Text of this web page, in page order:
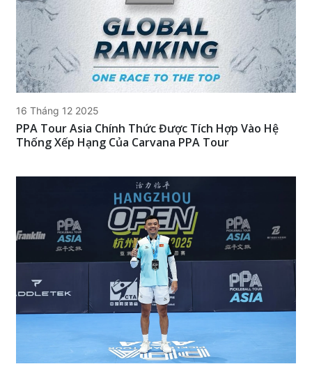
16 Tháng 12 2025
PPA Tour Asia Chính Thức Được Tích Hợp Vào Hệ
Thống Xếp Hạng Của Carvana PPA Tour